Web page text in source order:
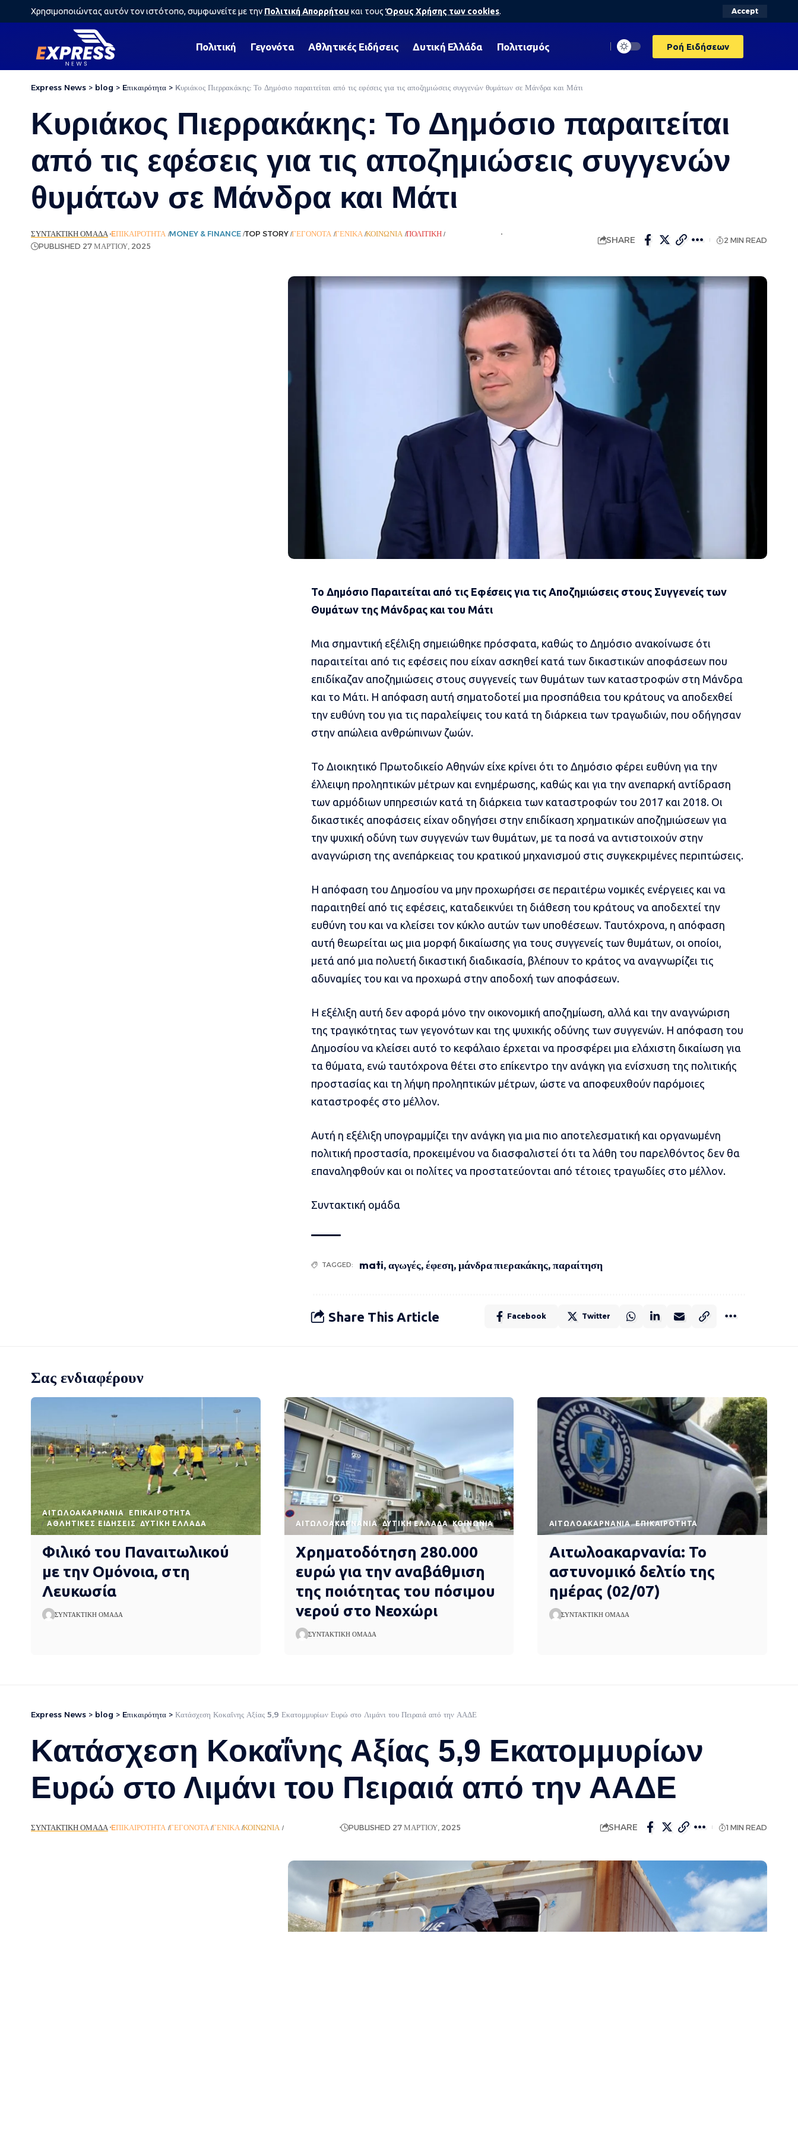
Χρησιμοποιώντας αυτόν τον ιστότοπο, συμφωνείτε με την Πολιτική Απορρήτου και τους Όρους Χρήσης των cookies. Accept
Πολιτική Γεγονότα Αθλητικές Ειδήσεις Δυτική Ελλάδα Πολιτισμός Ροή Ειδήσεων
Express News > blog > Eπικαιρότητα > Kυριάκος Πιερρακάκης: Το Δημόσιο παραιτείται από τις εφέσεις για τις αποζημιώσεις συγγενών θυμάτων σε Μάνδρα και Μάτι
Kυριάκος Πιερρακάκης: Το Δημόσιο παραιτείται
από τις εφέσεις για τις αποζημιώσεις συγγενών
θυμάτων σε Μάνδρα και Μάτι
ΣΥΝΤΑΚΤΙΚΉ ΟΜΆΔΑ EΠΙΚΑΙΡΌΤΗΤΑ MONEY & FINANCE TOP STORY ΓΕΓΟΝΌΤΑ ΓΕΝΙΚΆ ΚΟΙΝΩΝΊΑ ΠΟΛΙΤΙΚΉ ΡΟΉ ΕΙΔΉΣΕΩΝ
PUBLISHED 27 ΜΑΡΤΊΟΥ, 2025
SHARE 2 MIN READ
Το Δημόσιο Παραιτείται από τις Εφέσεις για τις Αποζημιώσεις στους Συγγενείς των
Θυμάτων της Μάνδρας και του Μάτι
Μια σημαντική εξέλιξη σημειώθηκε πρόσφατα, καθώς το Δημόσιο ανακοίνωσε ότι
παραιτείται από τις εφέσεις που είχαν ασκηθεί κατά των δικαστικών αποφάσεων που
επιδίκαζαν αποζημιώσεις στους συγγενείς των θυμάτων των καταστροφών στη Μάνδρα
και το Μάτι. Η απόφαση αυτή σηματοδοτεί μια προσπάθεια του κράτους να αποδεχθεί
την ευθύνη του για τις παραλείψεις του κατά τη διάρκεια των τραγωδιών, που οδήγησαν
στην απώλεια ανθρώπινων ζωών.
Το Διοικητικό Πρωτοδικείο Αθηνών είχε κρίνει ότι το Δημόσιο φέρει ευθύνη για την
έλλειψη προληπτικών μέτρων και ενημέρωσης, καθώς και για την ανεπαρκή αντίδραση
των αρμόδιων υπηρεσιών κατά τη διάρκεια των καταστροφών του 2017 και 2018. Οι
δικαστικές αποφάσεις είχαν οδηγήσει στην επιδίκαση χρηματικών αποζημιώσεων για
την ψυχική οδύνη των συγγενών των θυμάτων, με τα ποσά να αντιστοιχούν στην
αναγνώριση της ανεπάρκειας του κρατικού μηχανισμού στις συγκεκριμένες περιπτώσεις.
Η απόφαση του Δημοσίου να μην προχωρήσει σε περαιτέρω νομικές ενέργειες και να
παραιτηθεί από τις εφέσεις, καταδεικνύει τη διάθεση του κράτους να αποδεχτεί την
ευθύνη του και να κλείσει τον κύκλο αυτών των υποθέσεων. Ταυτόχρονα, η απόφαση
αυτή θεωρείται ως μια μορφή δικαίωσης για τους συγγενείς των θυμάτων, οι οποίοι,
μετά από μια πολυετή δικαστική διαδικασία, βλέπουν το κράτος να αναγνωρίζει τις
αδυναμίες του και να προχωρά στην αποδοχή των αποφάσεων.
Η εξέλιξη αυτή δεν αφορά μόνο την οικονομική αποζημίωση, αλλά και την αναγνώριση
της τραγικότητας των γεγονότων και της ψυχικής οδύνης των συγγενών. Η απόφαση του
Δημοσίου να κλείσει αυτό το κεφάλαιο έρχεται να προσφέρει μια ελάχιστη δικαίωση για
τα θύματα, ενώ ταυτόχρονα θέτει στο επίκεντρο την ανάγκη για ενίσχυση της πολιτικής
προστασίας και τη λήψη προληπτικών μέτρων, ώστε να αποφευχθούν παρόμοιες
καταστροφές στο μέλλον.
Αυτή η εξέλιξη υπογραμμίζει την ανάγκη για μια πιο αποτελεσματική και οργανωμένη
πολιτική προστασία, προκειμένου να διασφαλιστεί ότι τα λάθη του παρελθόντος δεν θα
επαναληφθούν και οι πολίτες να προστατεύονται από τέτοιες τραγωδίες στο μέλλον.
Συντακτική ομάδα
TAGGED: mati,αγωγές,έφεση,μάνδρα πιερακάκης,παραίτηση
Share This Article Facebook Twitter
Σας ενδιαφέρουν
AΙΤΩΛΟΑΚΑΡΝΑΝΊΑ
EΠΙΚΑΙΡΌΤΗΤΑ
ΑΘΛΗΤΙΚΈΣ ΕΙΔΉΣΕΙΣ
ΔΥΤΙΚΉ ΕΛΛΆΔΑ
Φιλικό του Παναιτωλικού
με την Ομόνοια, στη
Λευκωσία
ΣΥΝΤΑΚΤΙΚΉ ΟΜΆΔΑ
AΙΤΩΛΟΑΚΑΡΝΑΝΊΑ ΔΥΤΙΚΉ ΕΛΛΆΔΑ ΚΟΙΝΩΝΊΑ
Χρηματοδότηση 280.000
ευρώ για την αναβάθμιση
της ποιότητας του πόσιμου
νερού στο Νεοχώρι
ΣΥΝΤΑΚΤΙΚΉ ΟΜΆΔΑ
AΙΤΩΛΟΑΚΑΡΝΑΝΊΑ EΠΙΚΑΙΡΌΤΗΤΑ
Αιτωλοακαρνανία: Το
αστυνομικό δελτίο της
ημέρας (02/07)
ΣΥΝΤΑΚΤΙΚΉ ΟΜΆΔΑ
Express News > blog > Eπικαιρότητα > Κατάσχεση Κοκαΐνης Αξίας 5,9 Εκατομμυρίων Ευρώ στο Λιμάνι του Πειραιά από την ΑΑΔΕ
Κατάσχεση Κοκαΐνης Αξίας 5,9 Εκατομμυρίων
Ευρώ στο Λιμάνι του Πειραιά από την ΑΑΔΕ
ΣΥΝΤΑΚΤΙΚΉ ΟΜΆΔΑ EΠΙΚΑΙΡΌΤΗΤΑ ΓΕΓΟΝΌΤΑ ΓΕΝΙΚΆ ΚΟΙΝΩΝΊΑ ΡΟΉ ΕΙΔΉΣΕΩΝ PUBLISHED 27 ΜΑΡΤΊΟΥ, 2025 SHARE 1 MIN READ